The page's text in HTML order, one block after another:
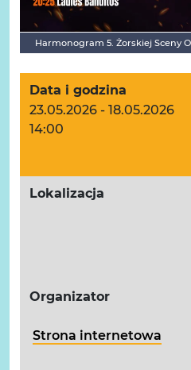
Harmonogram 5. Żorskiej Sceny
Data i godzina
23.05.2026 - 18.05.2026
14:00
Lokalizacja
Organizator
Strona internetowa